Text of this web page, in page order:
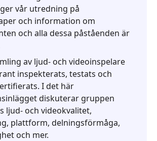
vår utredning på
och information om
och alla dessa påståenden är
av ljud- och videoinspelare
inspekterats, testats och
I det här
diskuterar gruppen
ljud- och videokvalitet,
plattform, delningsförmåga,
och mer.